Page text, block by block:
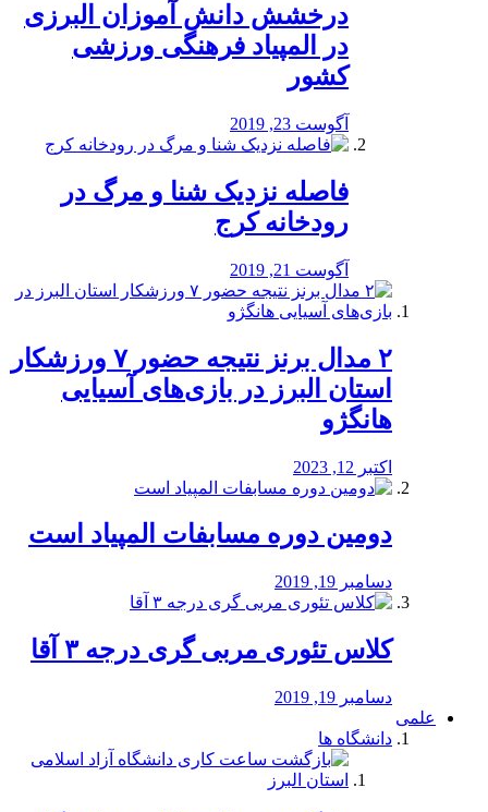
درخشش دانش آموزان البرزی
در المپیاد فرهنگی ورزشی
کشور
آگوست 23, 2019
️فاصله نزدیک شنا و مرگ در
رودخانه کرج
آگوست 21, 2019
۲ مدال برنز نتیجه حضور ۷ ورزشکار
استان البرز در بازی‌های آسیایی
هانگژو
اکتبر 12, 2023
دومین دوره مسابفات المپیاد است
دسامبر 19, 2019
کلاس تئوری مربی گری درجه ۳ آقا
دسامبر 19, 2019
علمی
دانشگاه ها